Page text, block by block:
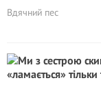
Вдячний пес